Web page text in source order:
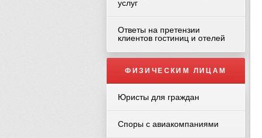
услуг
Ответы на претензии
клиентов гостиниц и отелей
ФИЗИЧЕСКИМ ЛИЦАМ
Юристы для граждан
Споры с авиакомпаниями